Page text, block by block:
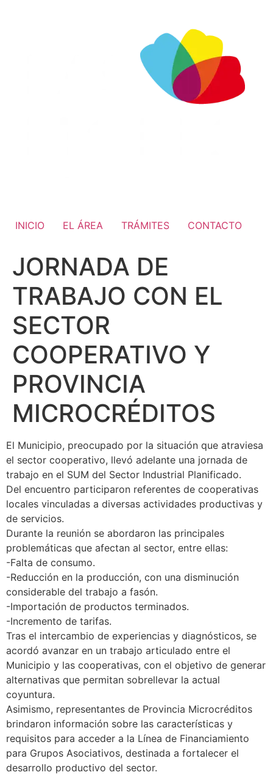
INICIO EL ÁREA TRÁMITES CONTACTO
JORNADA DE
TRABAJO CON EL
SECTOR
COOPERATIVO Y
PROVINCIA
MICROCRÉDITOS
El Municipio, preocupado por la situación que atraviesa
el sector cooperativo, llevó adelante una jornada de
trabajo en el SUM del Sector Industrial Planificado.
Del encuentro participaron referentes de cooperativas
locales vinculadas a diversas actividades productivas y
de servicios.
Durante la reunión se abordaron las principales
problemáticas que afectan al sector, entre ellas:
-Falta de consumo.
-Reducción en la producción, con una disminución
considerable del trabajo a fasón.
-Importación de productos terminados.
-Incremento de tarifas.
Tras el intercambio de experiencias y diagnósticos, se
acordó avanzar en un trabajo articulado entre el
Municipio y las cooperativas, con el objetivo de generar
alternativas que permitan sobrellevar la actual
coyuntura.
Asimismo, representantes de Provincia Microcréditos
brindaron información sobre las características y
requisitos para acceder a la Línea de Financiamiento
para Grupos Asociativos, destinada a fortalecer el
desarrollo productivo del sector.